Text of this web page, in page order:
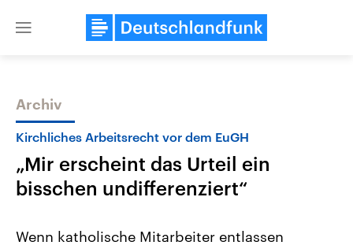
Close
Themen
Archiv
Kirchliches Arbeitsrecht vor dem EuGH
„Mir erscheint das Urteil ein
bisschen undifferenziert“
Wenn katholische Mitarbeiter entlassen